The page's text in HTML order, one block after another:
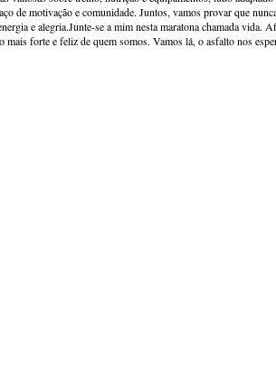
de motivação e comunidade. Juntos, vamos provar que
e alegria.Junte-se a mim nesta maratona chamada vida.
mais forte e feliz de quem somos. Vamos lá, o asfalto nos